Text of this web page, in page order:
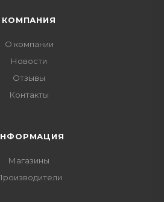
КОМПАНИЯ
О компании
Новости
Отзывы
Контакты
Магазины